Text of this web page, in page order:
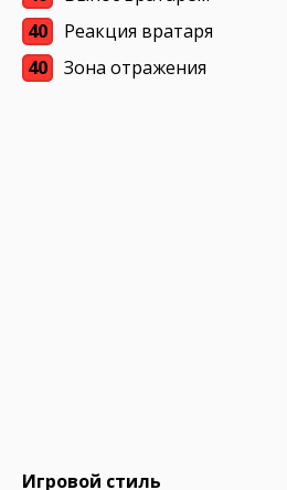
40
Реакция вратаря
40
Зона отражения
Игровой стиль